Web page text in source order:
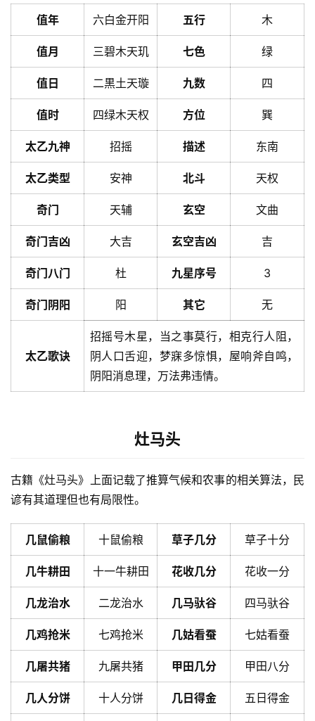
值年 六白金开阳 五行 木
值月 三碧木天玑 七色 绿
值日 二黒土天璇 九数 四
值时 四绿木天权 方位 巽
太乙九神 招摇 描述 东南
太乙类型 安神 北斗 天权
奇门 天辅 玄空 文曲
奇门吉凶 大吉 玄空吉凶 吉
奇门八门 杜 九星序号 3
奇门阴阳 阳 其它 无
太乙歌诀
招摇号木星，当之事莫行，相克行人阻，
阴人口舌迎，梦寐多惊惧，屋响斧自鸣，
阴阳消息理，万法弗违情。
灶马头
古籍《灶马头》上面记载了推算气候和农事的相关算法，民
谚有其道理但也有局限性。
几鼠偷粮 十鼠偷粮 草子几分 草子十分
几牛耕田 十一牛耕田 花收几分 花收一分
几龙治水 二龙治水 几马驮谷 四马驮谷
几鸡抢米 七鸡抢米 几姑看蚕 七姑看蚕
几屠共猪 九屠共猪 甲田几分 甲田八分
几人分饼 十人分饼 几日得金 五日得金